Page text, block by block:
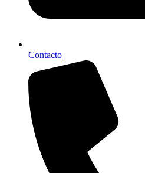
Contacto